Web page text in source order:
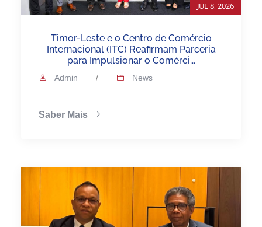
JUL 8, 2026
Timor-Leste e o Centro de Comércio
Internacional (ITC) Reafirmam Parceria
para Impulsionar o Comérci...
Admin / News
Saber Mais